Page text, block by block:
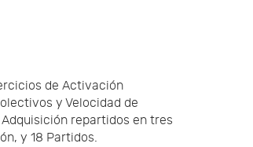
de Activación
y Velocidad de
repartidos en tres
y 18 Partidos.